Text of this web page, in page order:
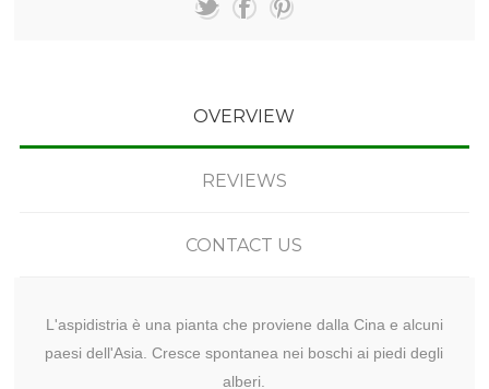
OVERVIEW
REVIEWS
CONTACT US
L'aspidistria è una pianta che proviene dalla Cina e alcuni
paesi dell'Asia. Cresce spontanea nei boschi ai piedi degli
alberi.